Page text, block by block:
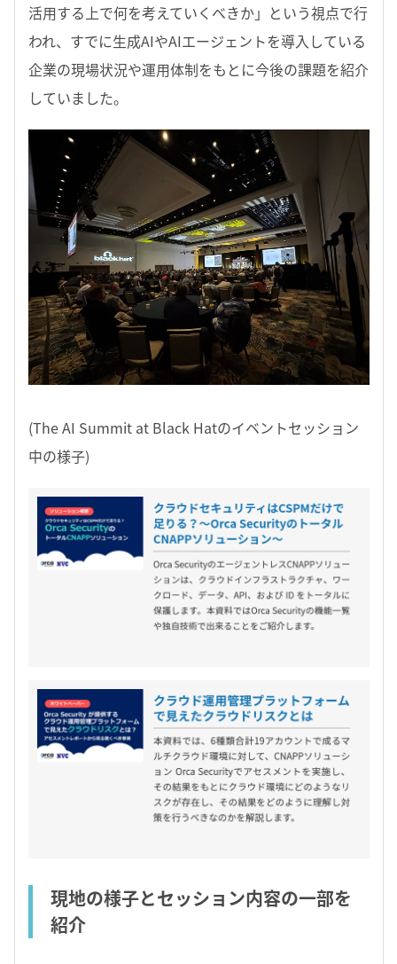
活用する上で何を考えていくべきか」という視点で行
われ、すでに生成AIやAIエージェントを導入している
企業の現場状況や運用体制をもとに今後の課題を紹介
していました。
(The AI Summit at Black Hatのイベントセッション
中の様子)
現地の様子とセッション内容の一部を
紹介